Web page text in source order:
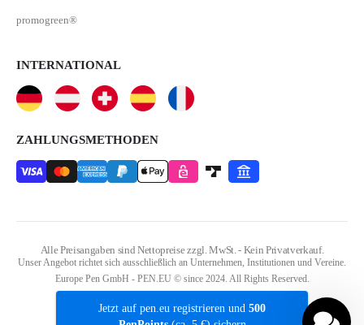
Jetzt auf pen.eu registrieren und 500
promogreen®
INTERNATIONAL
ZAHLUNGSMETHODEN
Alle Preisangaben sind Nettopreise zzgl. MwSt. - Kein Privatverkauf.
Unser Angebot richtet sich ausschließlich an Unternehmen, Institutionen und Vereine.
Europe Pen GmbH - PEN.EU © since 2024. All Rights Reserved.